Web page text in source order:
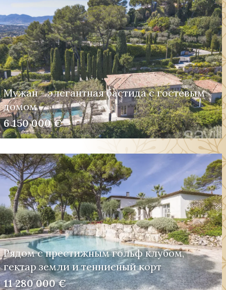
Мужан - элегантная бастида с гостевым
домом
6 150 000 €
Рядом с престижным гольф клубом,
гектар земли и теннисный корт
11 280 000 €